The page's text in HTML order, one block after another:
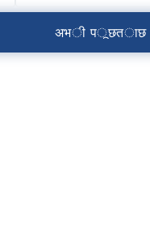
अभी पूछताछ